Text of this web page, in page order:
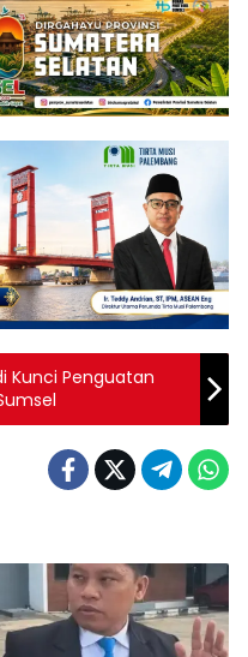
Kunci Penguatan